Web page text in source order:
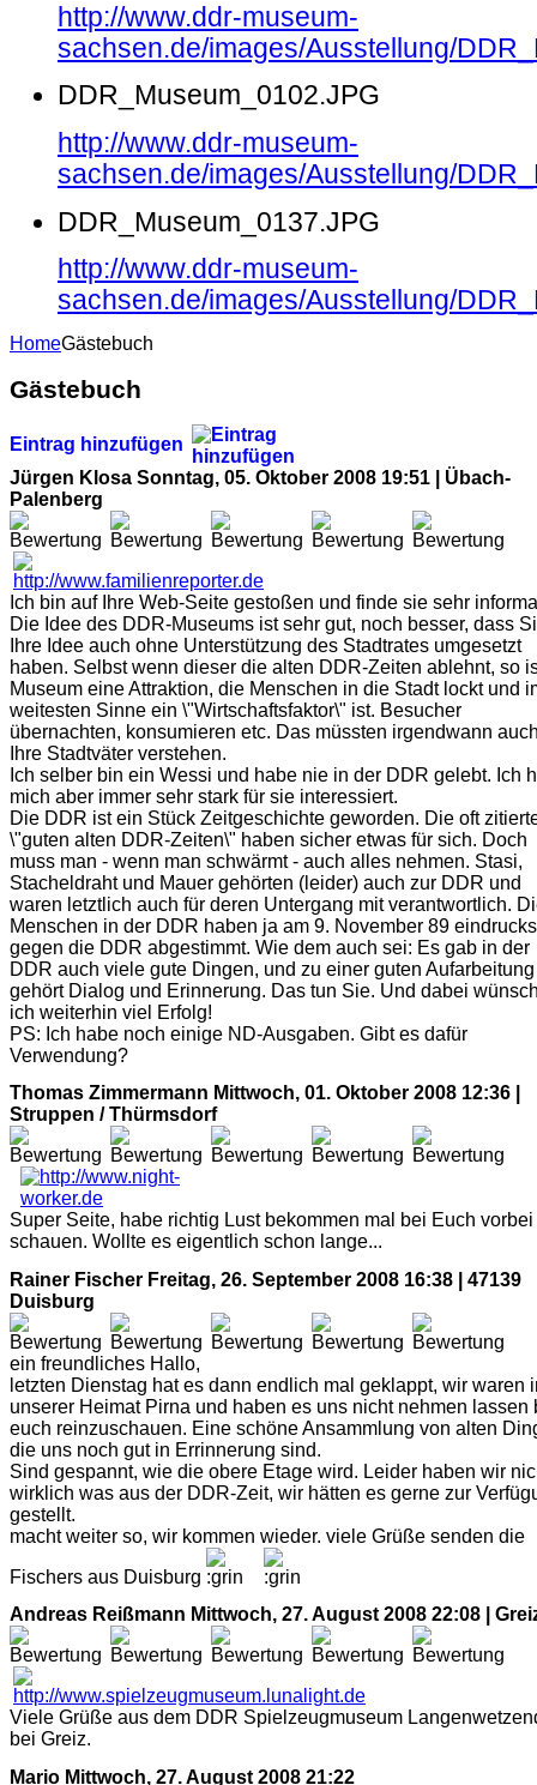
http://www.ddr-museum-
sachsen.de/images/Ausstellung/
DDR_Museum_0102.JPG
http://www.ddr-museum-
sachsen.de/images/Ausstellung/
DDR_Museum_0137.JPG
http://www.ddr-museum-
sachsen.de/images/Ausstellung/
HomeGästebuch
Gästebuch
Eintrag hinzufügen
Jürgen Klosa Sonntag, 05. Oktober 2008 19:51 | Übach-
Palenberg
Ich bin auf Ihre Web-Seite gestoßen und finde sie sehr
Die Idee des DDR-Museums ist sehr gut, noch besser, dass
Ihre Idee auch ohne Unterstützung des Stadtrates umgesetzt
haben. Selbst wenn dieser die alten DDR-Zeiten ablehnt, so
Museum eine Attraktion, die Menschen in die Stadt lockt und
weitesten Sinne ein \"Wirtschaftsfaktor\" ist. Besucher
übernachten, konsumieren etc. Das müssten irgendwann
Ihre Stadtväter verstehen.
Ich selber bin ein Wessi und habe nie in der DDR gelebt. Ich
mich aber immer sehr stark für sie interessiert.
Die DDR ist ein Stück Zeitgeschichte geworden. Die oft
\"guten alten DDR-Zeiten\" haben sicher etwas für sich. Doch
muss man - wenn man schwärmt - auch alles nehmen. Stasi,
Stacheldraht und Mauer gehörten (leider) auch zur DDR und
waren letztlich auch für deren Untergang mit verantwortlich.
Menschen in der DDR haben ja am 9. November 89
gegen die DDR abgestimmt. Wie dem auch sei: Es gab in der
DDR auch viele gute Dingen, und zu einer guten Aufarbeitung
gehört Dialog und Erinnerung. Das tun Sie. Und dabei
ich weiterhin viel Erfolg!
PS: Ich habe noch einige ND-Ausgaben. Gibt es dafür
Verwendung?
Thomas Zimmermann Mittwoch, 01. Oktober 2008 12:36 |
Struppen / Thürmsdorf
Super Seite, habe richtig Lust bekommen mal bei Euch vorbei
schauen. Wollte es eigentlich schon lange...
Rainer Fischer Freitag, 26. September 2008 16:38 | 47139
Duisburg
ein freundliches Hallo,
letzten Dienstag hat es dann endlich mal geklappt, wir waren
unserer Heimat Pirna und haben es uns nicht nehmen lassen
euch reinzuschauen. Eine schöne Ansammlung von alten
die uns noch gut in Errinnerung sind.
Sind gespannt, wie die obere Etage wird. Leider haben wir
wirklich was aus der DDR-Zeit, wir hätten es gerne zur
gestellt.
macht weiter so, wir kommen wieder. viele Grüße senden die
Fischers aus Duisburg
Andreas Reißmann Mittwoch, 27. August 2008 22:08 |
Viele Grüße aus dem DDR Spielzeugmuseum
bei Greiz.
Mario Mittwoch, 27. August 2008 21:22